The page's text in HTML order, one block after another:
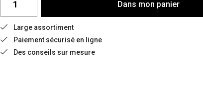
Dans mon panier
Large assortiment
Paiement sécurisé en ligne
Des conseils sur mesure